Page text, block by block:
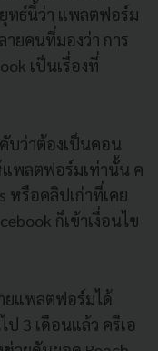
ยุทธ์นี้ว่า แพลตฟอร์ม
ยคนที่มองว่า การ
เป็นเรื่องที่
บว่าต้องเป็นคอน
พลตฟอร์มเท่านั้น ค
หรือคลิปเก่าที่เคย
ก็เข้าเงื่อนไข
ยแพลตฟอร์มได้
3 เดือนแล้ว ครีเอ